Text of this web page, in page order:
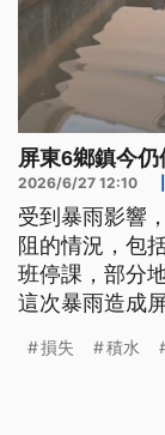
屏東6鄉鎮今
2026/6/27 12:10
受到暴雨影響
阻的情況，包
班停課，部分
這次暴雨造成
損失 積水